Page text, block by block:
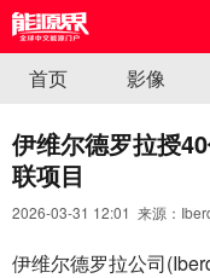
首页 影像
伊维尔德罗拉授
联项目
2026-03-31 12:01 来源：
伊维尔德罗拉公司